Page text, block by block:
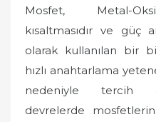
Mosfet, Metal-Oksit-
kısaltmasıdır ve güç
olarak kullanılan bir
hızlı anahtarlama
nedeniyle tercih
devrelerde